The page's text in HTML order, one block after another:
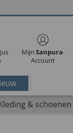
Mijn Sanpura-
Account
& schoenen